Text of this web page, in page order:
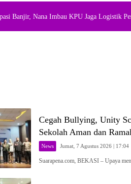
Banjir, Nana Imbau KPU Jaga Logistik
Cegah Bullying, Unity
Sekolah Aman dan
News Jumat, 7 Agustus 2026 | 17:04
Suarapena.com, BEKASI – Upaya